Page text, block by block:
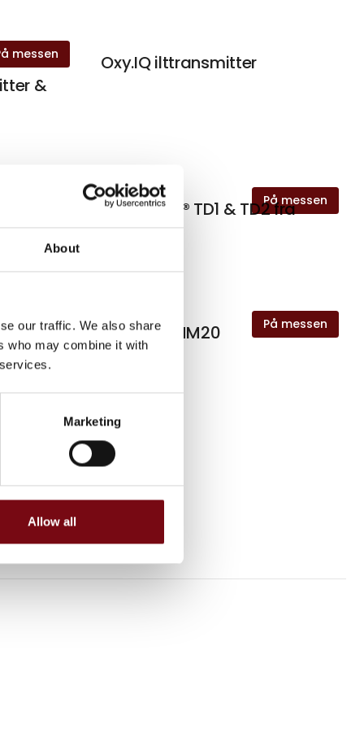
About
our traffic. We also share
who may combine it with
Marketing
Allow all
messen
&
Oxy.IQ ilttransmitter
På messen
Thermatel® TD1 & TD2 fra
Magnetrol
messen På messen
Rheonik RHM20
S